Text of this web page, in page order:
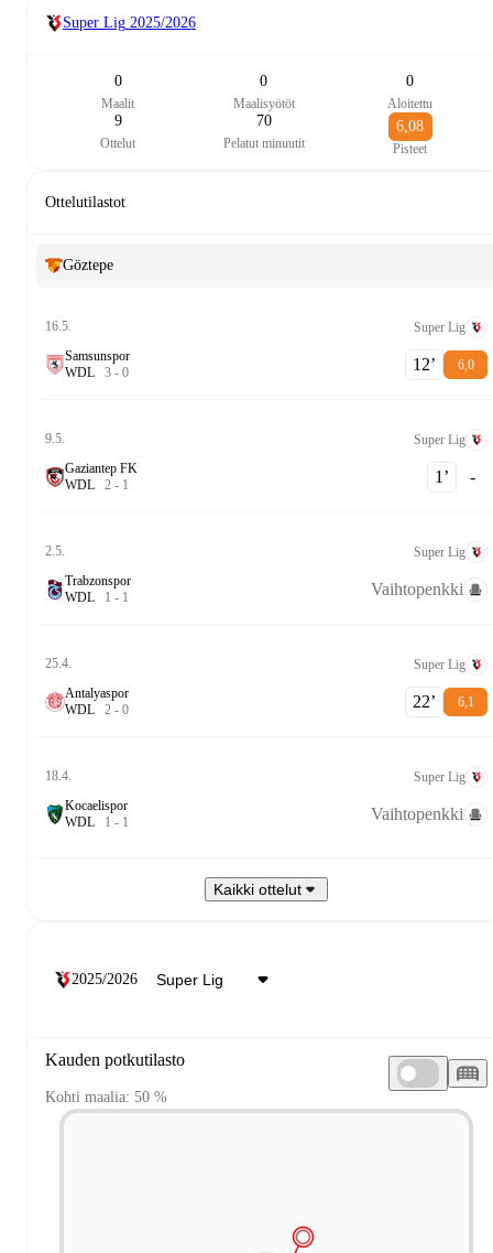
Super Lig 2025/2026
0
Maalit
0
Maalisyötöt
0
Aloitettu
9
Ottelut
70
Pelatut minuutit
6,08
Pisteet
Ottelutilastot
Göztepe
16.5.
Super Lig
Samsunspor
WDL 3 - 0 12‎’‎ 6,0
9.5.
Super Lig
Gaziantep FK
WDL 2 - 1 1‎’‎ -
2.5.
Super Lig
Trabzonspor
WDL 1 - 1 Vaihtopenkki
25.4.
Super Lig
Antalyaspor
WDL 2 - 0 22‎’‎ 6,1
18.4.
Super Lig
Kocaelispor
WDL 1 - 1 Vaihtopenkki
Kaikki ottelut
2025/2026
Kauden potkutilasto
Kohti maalia: 50 %